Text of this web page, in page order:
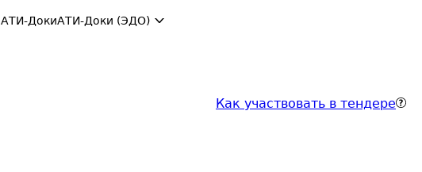
АТИ-ДокиАТИ-Доки (ЭДО)
Как участвовать в тендере